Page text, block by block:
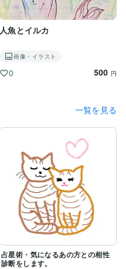
人魚とイルカ
画像・イラスト
0 500 円
一覧を見る
占星術・気になるあの方との相性
診断をします。